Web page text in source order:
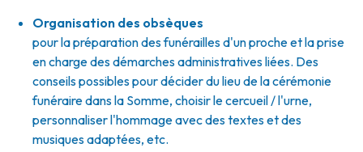
Organisation des obsèques
pour la préparation des funérailles d'un proche et la prise
en charge des démarches administratives liées. Des
conseils possibles pour décider du lieu de la cérémonie
funéraire dans la Somme, choisir le cercueil / l'urne,
personnaliser l'hommage avec des textes et des
musiques adaptées, etc.